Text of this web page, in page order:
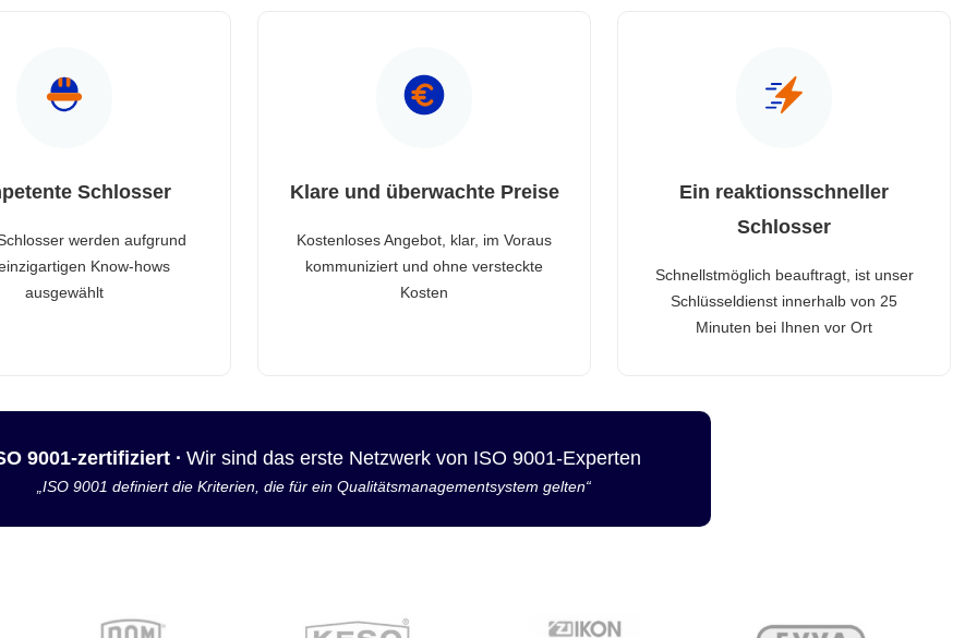
Schlosser
werden aufgrund
Know-hows
ausgewählt
Klare und überwachte Preise
Kostenloses Angebot, klar, im Voraus
kommuniziert und ohne versteckte
Kosten
Ein reaktionsschneller
Schlosser
Schnellstmöglich beauftragt, ist unser
Schlüsseldienst innerhalb von 25
Minuten bei Ihnen vor Ort
9001-zertifiziert · Wir sind das erste Netzwerk von ISO 9001-Experten
„ISO 9001 definiert die Kriterien, die für ein Qualitätsmanagementsystem gelten“